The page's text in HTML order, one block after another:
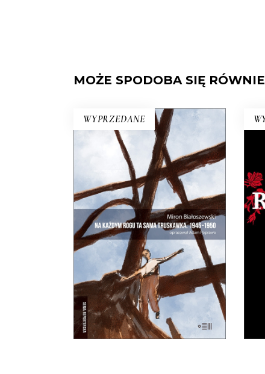
MOŻE SPODOBA SIĘ
WYPRZEDANE
E-BOOK DO
KOSZYKA
NA KAŻDYM ROGU TA
SAMA TRUSKAWKA
Zupełnie nowe miasto. Jakaś
inna Warszawa na starych
śmieciach. Skąd się wzięła?
50.00zł 25.00zł